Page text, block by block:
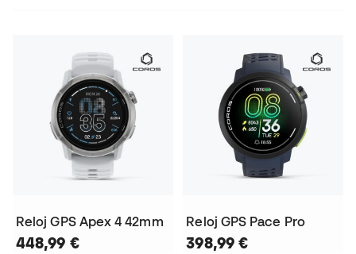
Reloj GPS Apex 4 42mm
448,99 €
Reloj GPS Pace Pro
398,99 €